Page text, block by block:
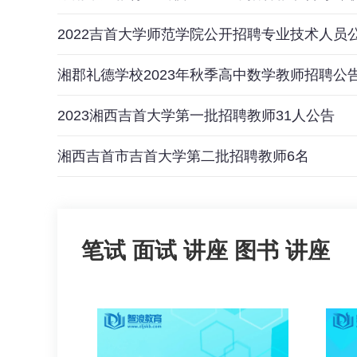
2022吉首大学师范学院公开招聘专业技术人员
湘郡礼德学校2023年秋季高中数学教师招聘公
2023湘西吉首大学第一批招聘教师31人公告
湘西吉首市吉首大学第二批招聘教师6名
笔试 面试 讲座 图书 讲座